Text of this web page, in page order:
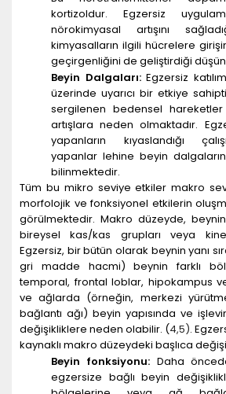
kortizoldur. Egzersiz
nörokimyasal artışını
kimyasalların ilgili hücrelere
geçirgenliğini de geliştirdiği
Beyin Dalgaları:Egzersiz
üzerinde uyarıcı bir etkiye
sergilenen bedensel
artışlara neden olmaktadır.
yapanların kıyaslandığı
yapanlar lehine beyin
bilinmektedir.
Tüm bu mikro seviye etkiler makro
morfolojik ve fonksiyonel etkilerin
görülmektedir. Makro düzeyde,
bireysel kas/kas grupları veya
Egzersiz, bir bütün olarak beynin yanı
gri madde hacmi) beynin farklı
temporal, frontal loblar, hipokampus
ve ağlarda (örneğin, merkezi
bağlantı ağı) beyin yapısında ve
değişikliklere neden olabilir. (4,5).
kaynaklı makro düzeydeki başlıca
Beyin fonksiyonu: Daha
egzersize bağlı beyin